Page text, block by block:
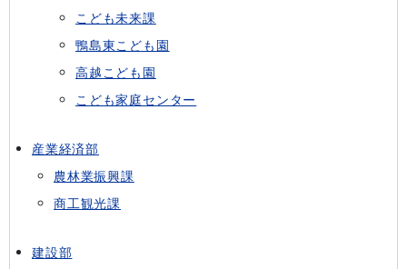
こども未来課
鴨島東こども園
高越こども園
こども家庭センター
産業経済部
農林業振興課
商工観光課
建設部